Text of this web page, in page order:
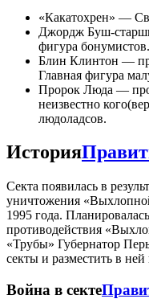
«Какатохрен» —
Джордж Буш-
фигура бонумистов.
Блин Клинтон —
Главная фигура
Пророк Люда —
неизвестно
людоладсов.
История
Секта появилась в
уничтожения
1995 года.
противодействия
«Трубы» Губернатор
секты и разместить в
Война в секте